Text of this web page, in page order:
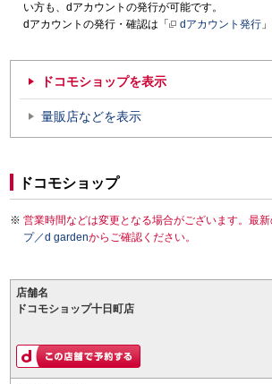
い方も、dアカウントの発行が可能です。
dアカウントの発行・確認は「
dアカウント発行
ドコモショップを表示
量販店などを表示
ドコモショップ
営業時間などは変更となる場合がございます。最
プ／d gardenからご確認ください。
店舗名
ドコモショップ十日町店